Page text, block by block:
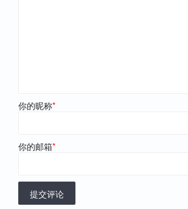
你的昵称*
你的邮箱*
提交评论